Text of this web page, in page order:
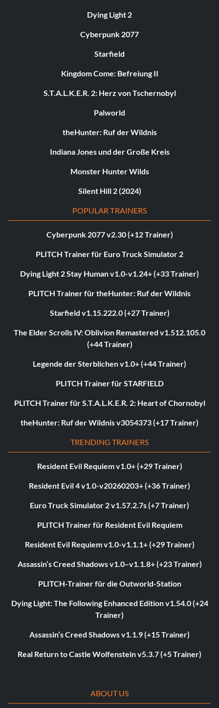
Dying Light 2
Cyberpunk 2077
Starfield
Kingdom Come: Befreiung II
S.T.A.L.K.E.R. 2: Herz von Tschernobyl
Palworld
theHunter: Ruf der Wildnis
Indiana Jones und der Große Kreis
Monster Hunter Wilds
Silent Hill 2 (2024)
POPULAR TRAINERS
Cyberpunk 2077 v2.30 (+12 Trainer)
PLITCH Trainer für Euro Truck Simulator 2
Dying Light 2 Stay Human v1.0-v1.24+ (+33 Trainer)
PLITCH Trainer für theHunter: Ruf der Wildnis
Starfield v1.15.222.0 (+27 Trainer)
The Elder Scrolls IV: Oblivion Remastered v1.512.105.0
(+44 Trainer)
Legende der Sterblichen v1.0+ (+44 Trainer)
PLITCH Trainer für STARFIELD
PLITCH Trainer für S.T.A.L.K.E.R. 2: Heart of Chornobyl
theHunter: Ruf der Wildnis v3054373 (+17 Trainer)
TRENDING TRAINERS
Resident Evil Requiem v1.0+ (+29 Trainer)
Resident Evil 4 v1.0-v20260203+ (+36 Trainer)
Euro Truck Simulator 2 v1.57.2.7s (+7 Trainer)
PLITCH Trainer für Resident Evil Requiem
Resident Evil Requiem v1.0-v1.1.1+ (+29 Trainer)
Assassin’s Creed Shadows v1.0–v1.1.8+ (+23 Trainer)
PLITCH-Trainer für die Outworld-Station
Dying Light: The Following Enhanced Edition v1.54.0 (+24
Trainer)
Assassin’s Creed Shadows v1.1.9 (+15 Trainer)
Real Return to Castle Wolfenstein v5.3.7 (+5 Trainer)
ABOUT US